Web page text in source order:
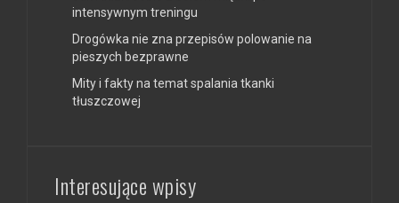
intensywnym treningu
Drogówka nie zna przepisów polowanie na
pieszych bezprawne
Mity i fakty na temat spalania tkanki
tłuszczowej
Interesujące wpisy